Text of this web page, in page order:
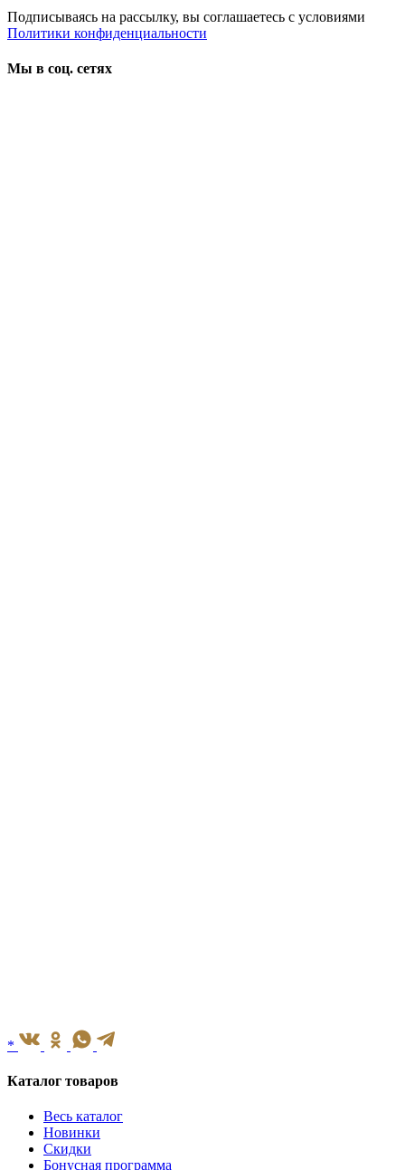
Подписываясь на рассылку, вы соглашаетесь с условиями
Политики конфиденциальности
Мы в соц. сетях
*
Каталог товаров
Весь каталог
Новинки
Скидки
Бонусная программа